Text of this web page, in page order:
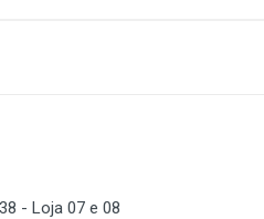
- Loja 07 e 08